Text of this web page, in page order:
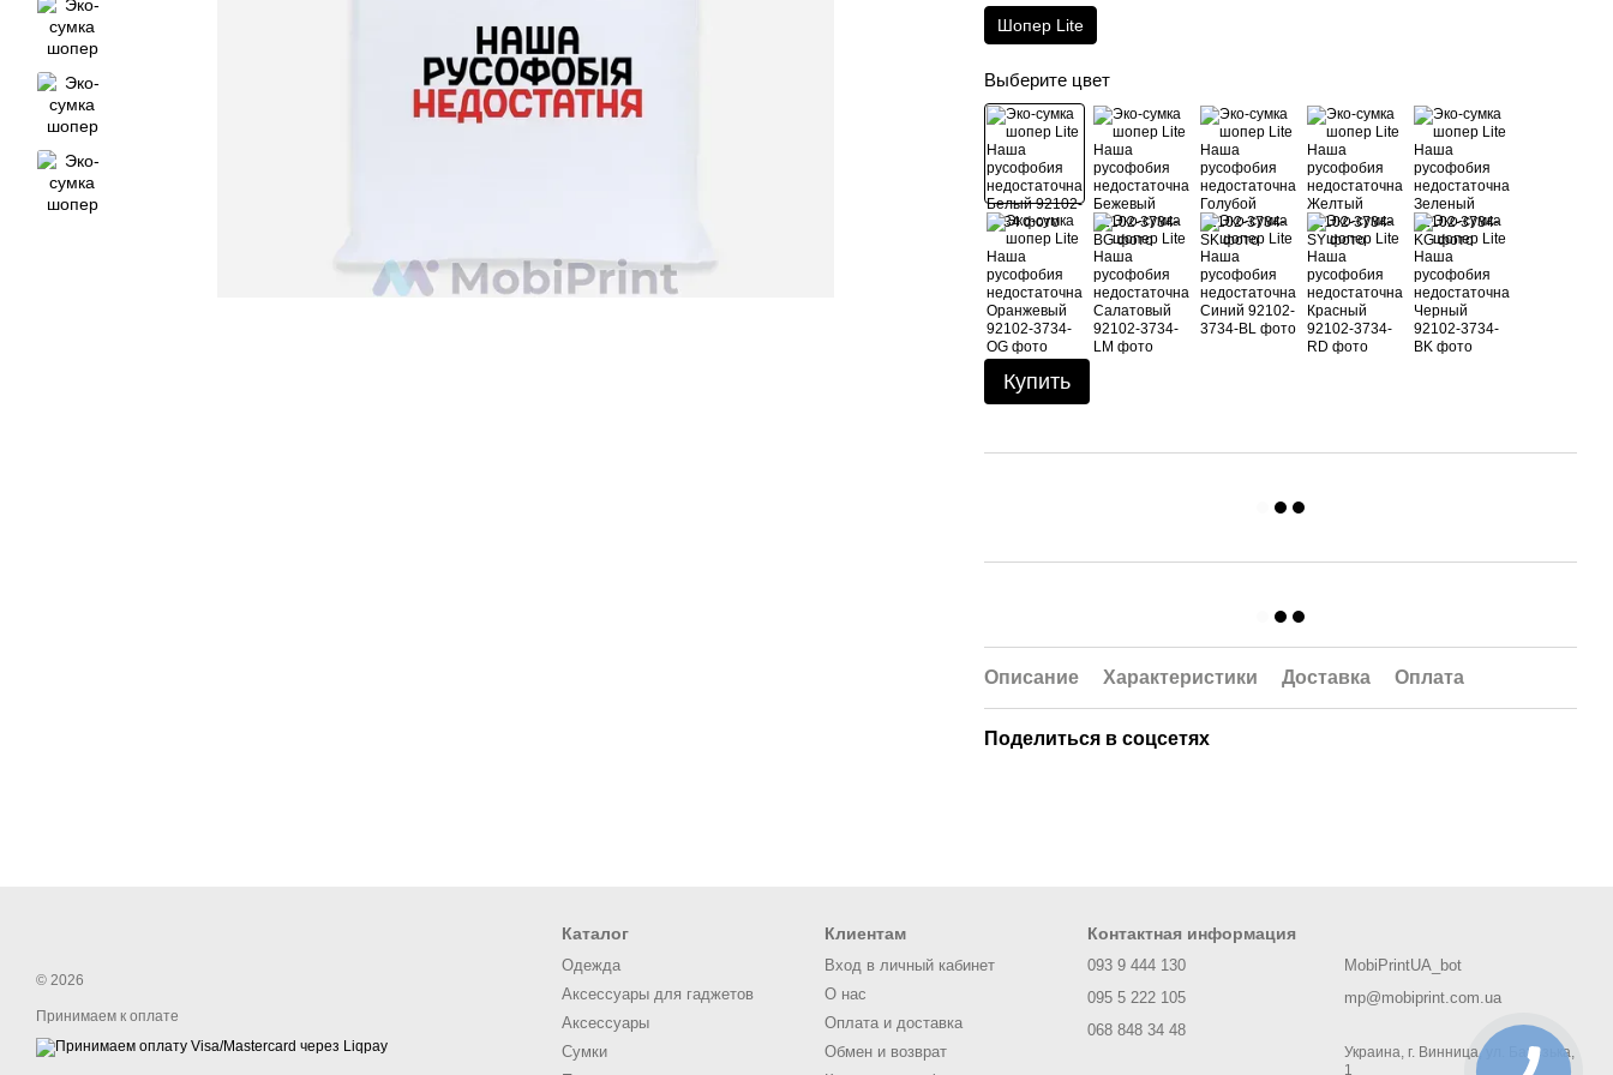
Шопер Lite
Выберите цвет
Купить
Описание Характеристики Доставка Оплата
Поделиться в соцсетях
© 2026
Принимаем к оплате
Каталог
Одежда
Аксессуары для гаджетов
Аксессуары
Сумки
Клиентам
Вход в личный кабинет
О нас
Оплата и доставка
Обмен и возврат
Контактная информация
093 9 444 130
095 5 222 105
068 848 34 48
MobiPrintUA_bot
mp@mobiprint.com.ua
Украина, г. Винница, ул. Батозька,
1